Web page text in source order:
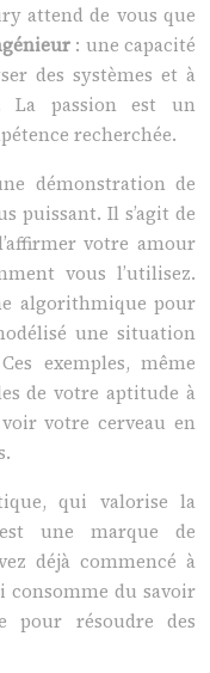
attend de vous que
: une capacité
des systèmes et à
La passion est un
recherchée.
démonstration de
puissant. Il s’agit de
votre amour
vous l’utilisez.
algorithmique pour
une situation
exemples, même
de votre aptitude à
votre cerveau en
qui valorise la
une marque de
déjà commencé à
consomme du savoir
pour résoudre des